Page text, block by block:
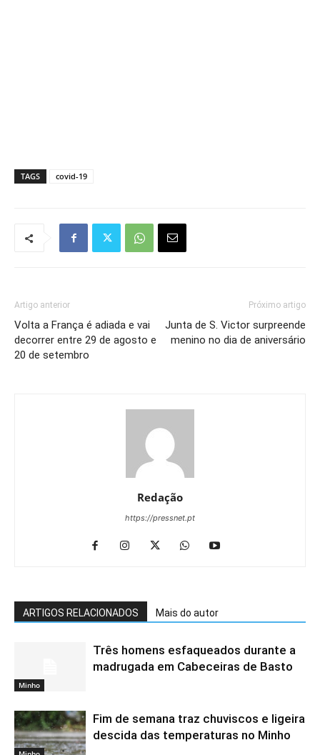
TAGS covid-19
Artigo anterior
Volta a França é adiada e vai
decorrer entre 29 de agosto e
20 de setembro
Próximo artigo
Junta de S. Victor surpreende
menino no dia de aniversário
Redação
https://pressnet.pt
ARTIGOS RELACIONADOS Mais do autor
Minho
Três homens esfaqueados durante a
madrugada em Cabeceiras de Basto
Fim de semana traz chuviscos e ligeira
descida das temperaturas no Minho